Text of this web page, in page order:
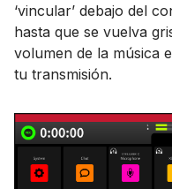
‘vincular’ debajo del
hasta que se vuelva
volumen de la música
tu transmisión.